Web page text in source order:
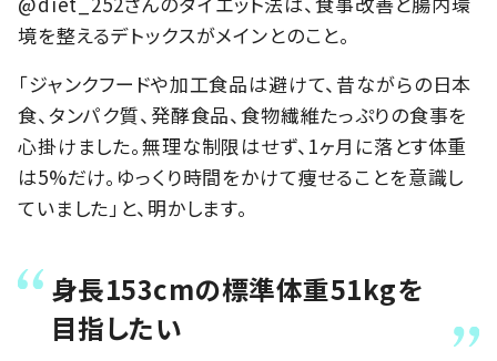
境を整えるデトックスがメインとのこと。
「ジャンクフードや加工食品は避けて、昔ながらの日本
食、タンパク質、発酵食品、食物繊維たっぷりの食事を
心掛けました。無理な制限はせず、1ヶ月に落とす体重
は5%だけ。ゆっくり時間をかけて痩せることを意識し
ていました」と、明かします。
身長153cmの標準体重51kgを
目指したい